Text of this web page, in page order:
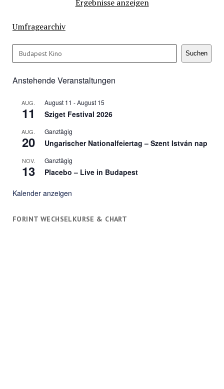
Ergebnisse anzeigen
Umfragearchiv
Suchen Suchen
Anstehende Veranstaltungen
AUG.
11
August 11 -August 15
Sziget Festival 2026
AUG.
20
Ganztägig
Ungarischer Nationalfeiertag – Szent István nap
NOV.
13
Ganztägig
Placebo – Live in Budapest
Kalender anzeigen
FORINT WECHSELKURSE & CHART